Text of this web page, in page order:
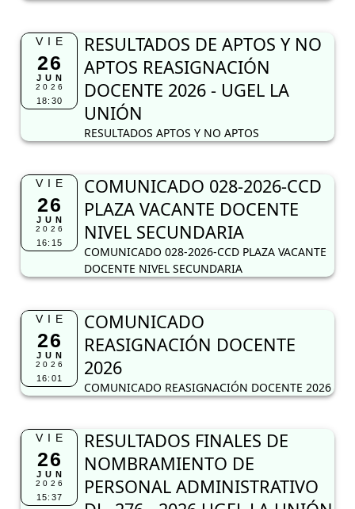
VIE
26
JUN
2026
18:30
RESULTADOS DE APTOS Y NO
APTOS REASIGNACIÓN
DOCENTE 2026 - UGEL LA
UNIÓN
RESULTADOS APTOS Y NO APTOS
VIE
26
JUN
2026
16:15
COMUNICADO 028-2026-CCD
PLAZA VACANTE DOCENTE
NIVEL SECUNDARIA
COMUNICADO 028-2026-CCD PLAZA VACANTE
DOCENTE NIVEL SECUNDARIA
VIE
26
JUN
2026
16:01
COMUNICADO
REASIGNACIÓN DOCENTE
2026
COMUNICADO REASIGNACIÓN DOCENTE 2026
VIE
26
JUN
2026
15:37
RESULTADOS FINALES DE
NOMBRAMIENTO DE
PERSONAL ADMINISTRATIVO